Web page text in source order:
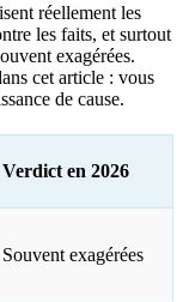
réellement les
les faits, et surtout
exagérées.
cet article : vous
de cause.
Verdict en 2026
Souvent exagérées